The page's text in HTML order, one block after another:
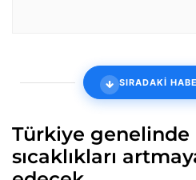
SIRADAKİ
Türkiye genelinde
sıcaklıkları